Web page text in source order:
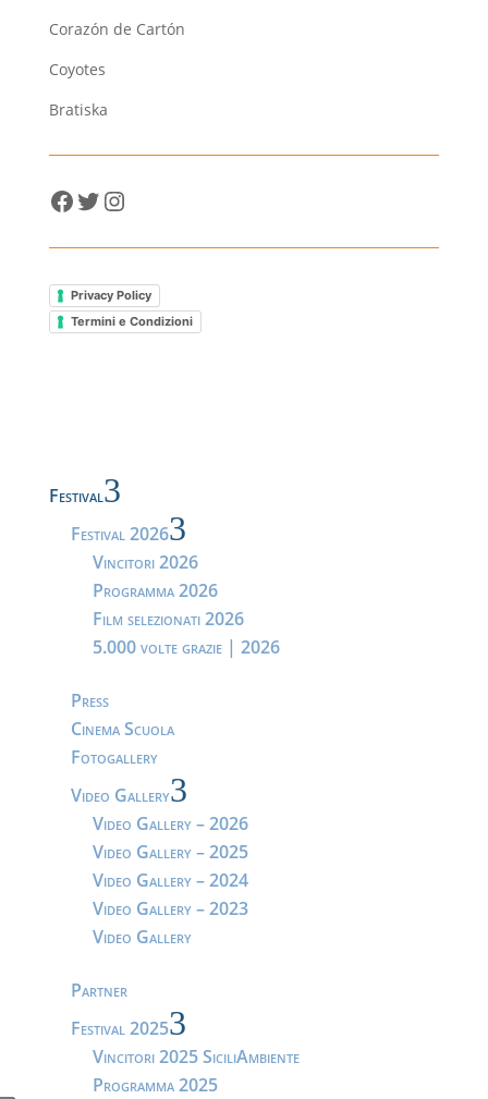
Corazón de Cartón
Coyotes
Bratiska
Facebook
Twitter
Instagram
Privacy Policy
Termini e Condizioni
Festival3
Festival 20263
Vincitori 2026
Programma 2026
Film selezionati 2026
5.000 volte grazie | 2026
Press
Cinema Scuola
Fotogallery
Video Gallery3
Video Gallery – 2026
Video Gallery – 2025
Video Gallery – 2024
Video Gallery – 2023
Video Gallery
Partner
Festival 20253
Vincitori 2025 SiciliAmbiente
Programma 2025